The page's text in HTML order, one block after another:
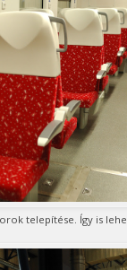
telepítése. Így is